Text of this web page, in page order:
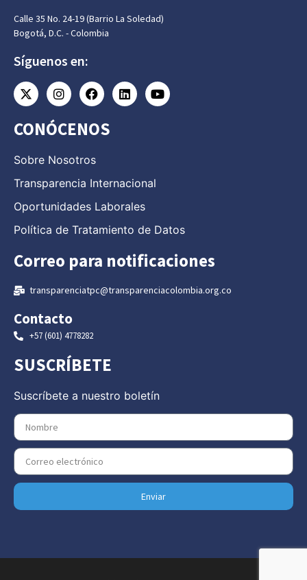
Calle 35 No. 24-19 (Barrio La Soledad)
Bogotá, D.C. - Colombia
Síguenos en:
CONÓCENOS
Sobre Nosotros
Transparencia Internacional
Oportunidades Laborales
Política de Tratamiento de Datos
Correo para notificaciones
transparenciatpc@transparenciacolombia.org.co
Contacto
+57 (601) 4778282
SUSCRÍBETE
Suscríbete a nuestro boletín
Enviar